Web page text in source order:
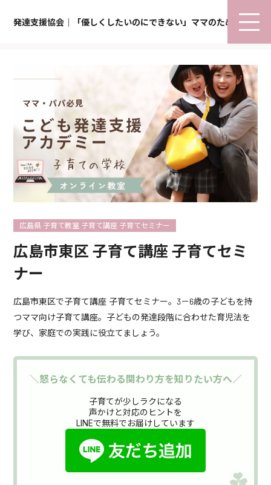
発達支援協会｜「優しくしたいのにできない」ママのための子育て
広島市東区 子育て講座 子育てセミ
ナー
広島市東区で子育て講座 子育てセミナー。3－6歳の子どもを持
つママ向け子育て講座。子どもの発達段階に合わせた育児法を
学び、家庭での実践に役立てましょう。
広島県 子育て教室 子育て講座 子育てセミナー
＼怒らなくても伝わる関わり方を知りたい方へ／
子育てが少しラクになる
声かけと対応のヒントを
LINEで無料でお届けしています